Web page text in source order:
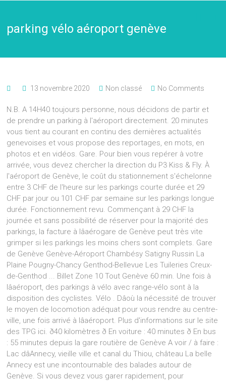
parking vélo aéroport genève
13 novembre 2020 Non classé No Comments
N.B. A 14H40 toujours personne, nous décidons de partir et
de prendre un parking à l'aéroport directement. 20 minutes
vous tient au courant en continu des dernières actualités
genevoises et vous propose des reportages, en mots, en
photos et en vidéos. Gare. Pour bien vous repérer à votre
arrivée, vous devez chercher la direction du P3 Kiss & Fly. À
l'aéroport de Genève, le coût du stationnement s'échelonne
entre 3 CHF de l'heure sur les parkings courte durée et 29
CHF par jour ou 101 CHF par semaine sur les parkings longue
durée. Fonctionnement revu. Commençant à 29 CHF la
journée et sans possibilité de réserver pour la majorité des
parkings, la facture à lâaérogare de Genève peut très vite
grimper si les parkings les moins chers sont complets. Gare
de Genève Genève-Aéroport Chambésy Satigny Russin La
Plaine Pougny-Chancy Genthod-Bellevue Les Tuileries Creux-
de-Genthod ... Billet Zone 10 Tout Genève 60 min. Une fois à
lâaéroport, des parkings à vélo avec range-vélo sont à la
disposition des cyclistes. Vélo . Dâoù la nécessité de trouver
le moyen de locomotion adéquat pour vous rendre au centre-
ville, une fois arrivé à lâaéroport. Plus d'informations sur le site
des TPG ici. ð40 kilomètres ð En voiture : 40 minutes ð En bus
: 55 minutes depuis la gare routière de Genève A voir / à faire :
Lac dâAnnecy, vieille ville et canal du Thiou, château La belle
Annecy est une incontournable des balades autour de
Genève. Si vous devez vous garer rapidement, pour